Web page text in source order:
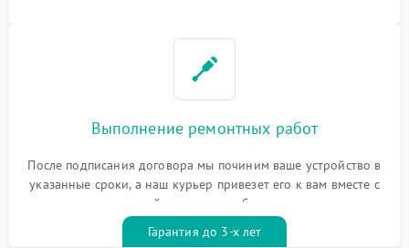
Выполнение ремонтных работ
После подписания договора мы починим ваше устройство в
указанные сроки, а наш курьер привезет его к вам вместе с
гарантийным талоном бесплатно
Гарантия до 3-х лет